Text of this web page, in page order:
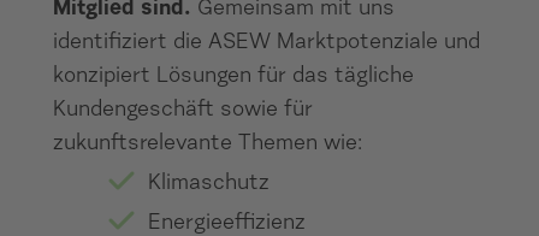
Mitglied sind. Gemeinsam mit uns
identifiziert die ASEW Marktpotenziale und
konzipiert Lösungen für das tägliche
Kundengeschäft sowie für
zukunftsrelevante Themen wie:
Klimaschutz
Energieeffizienz